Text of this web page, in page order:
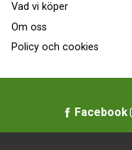
Vad vi köper
Om oss
Policy och cookies
Facebook